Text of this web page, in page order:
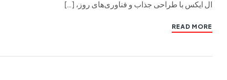
ال ایکس با طراحی جذاب و فناوری‌های روز، […]
READ MORE